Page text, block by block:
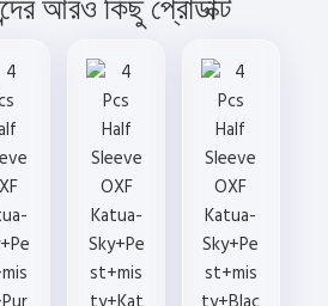
আরও কিছু প্রোডাক্ট